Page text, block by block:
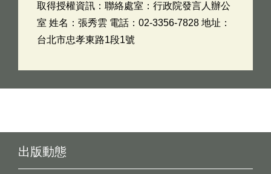
取得授權資訊：聯絡處室：行政院發言人辦公
室 姓名：張秀雲 電話：02-3356-7828 地址：
台北市忠孝東路1段1號
出版動態